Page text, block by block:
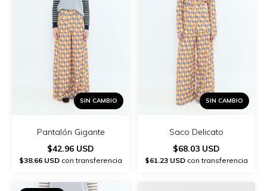
SIN CAMBIO
Pantalón Gigante
$42.96 USD
$38.66 USD con transferencia
SIN CAMBIO
Saco Delicato
$68.03 USD
$61.23 USD con transferencia